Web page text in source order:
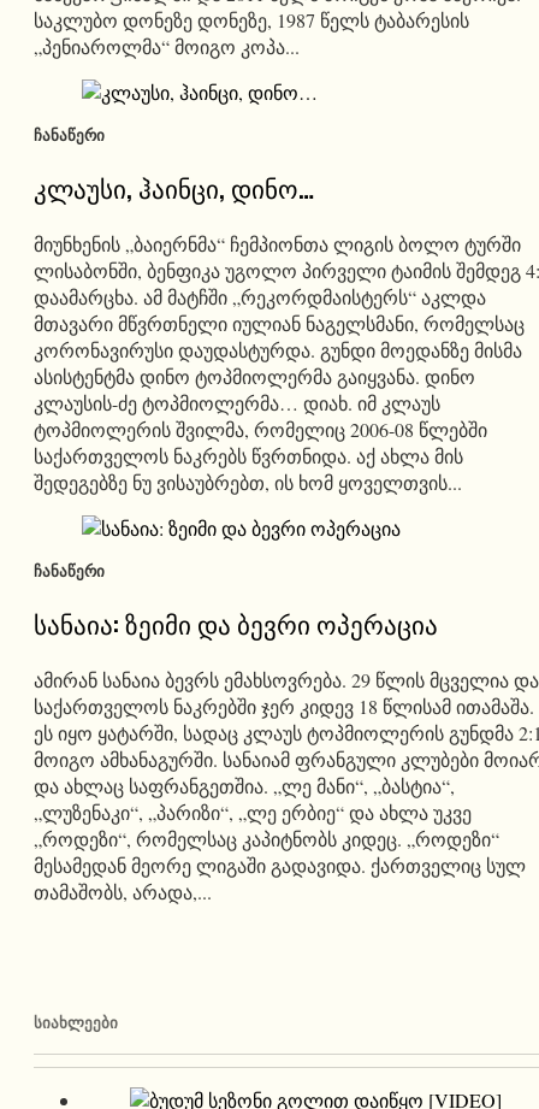
საკლუბო დონეზე დონეზე, 1987 წელს ტაბარესის
„პენიაროლმა“ მოიგო კოპა...
ᲩᲐᲜᲐᲬᲔᲠᲘ
კლაუსი, ჰაინცი, დინო…
მიუნხენის „ბაიერნმა“ ჩემპიონთა ლიგის ბოლო ტურში
ლისაბონში, ბენფიკა უგოლო პირველი ტაიმის შემდეგ
დაამარცხა. ამ მატჩში „რეკორდმაისტერს“ აკლდა
მთავარი მწვრთნელი იულიან ნაგელსმანი, რომელსაც
კორონავირუსი დაუდასტურდა. გუნდი მოედანზე მისმა
ასისტენტმა დინო ტოპმიოლერმა გაიყვანა. დინო
კლაუსის-ძე ტოპმიოლერმა… დიახ. იმ კლაუს
ტოპმიოლერის შვილმა, რომელიც 2006-08 წლებში
საქართველოს ნაკრებს წვრთნიდა. აქ ახლა მის
შედეგებზე ნუ ვისაუბრებთ, ის ხომ ყოველთვის...
ᲩᲐᲜᲐᲬᲔᲠᲘ
სანაია: ზეიმი და ბევრი ოპერაცია
ამირან სანაია ბევრს ემახსოვრება. 29 წლის მცველია და
საქართველოს ნაკრებში ჯერ კიდევ 18 წლისამ ითამაშა.
ეს იყო ყატარში, სადაც კლაუს ტოპმიოლერის გუნდმა
მოიგო ამხანაგურში. სანაიამ ფრანგული კლუბები
და ახლაც საფრანგეთშია. „ლე მანი“, „ბასტია“,
„ლუზენაკი“, „პარიზი“, „ლე ერბიე“ და ახლა უკვე
„როდეზი“, რომელსაც კაპიტნობს კიდეც. „როდეზი“
მესამედან მეორე ლიგაში გადავიდა. ქართველიც სულ
თამაშობს, არადა,...
ᲡᲘᲐᲮᲚᲔᲔᲑᲘ